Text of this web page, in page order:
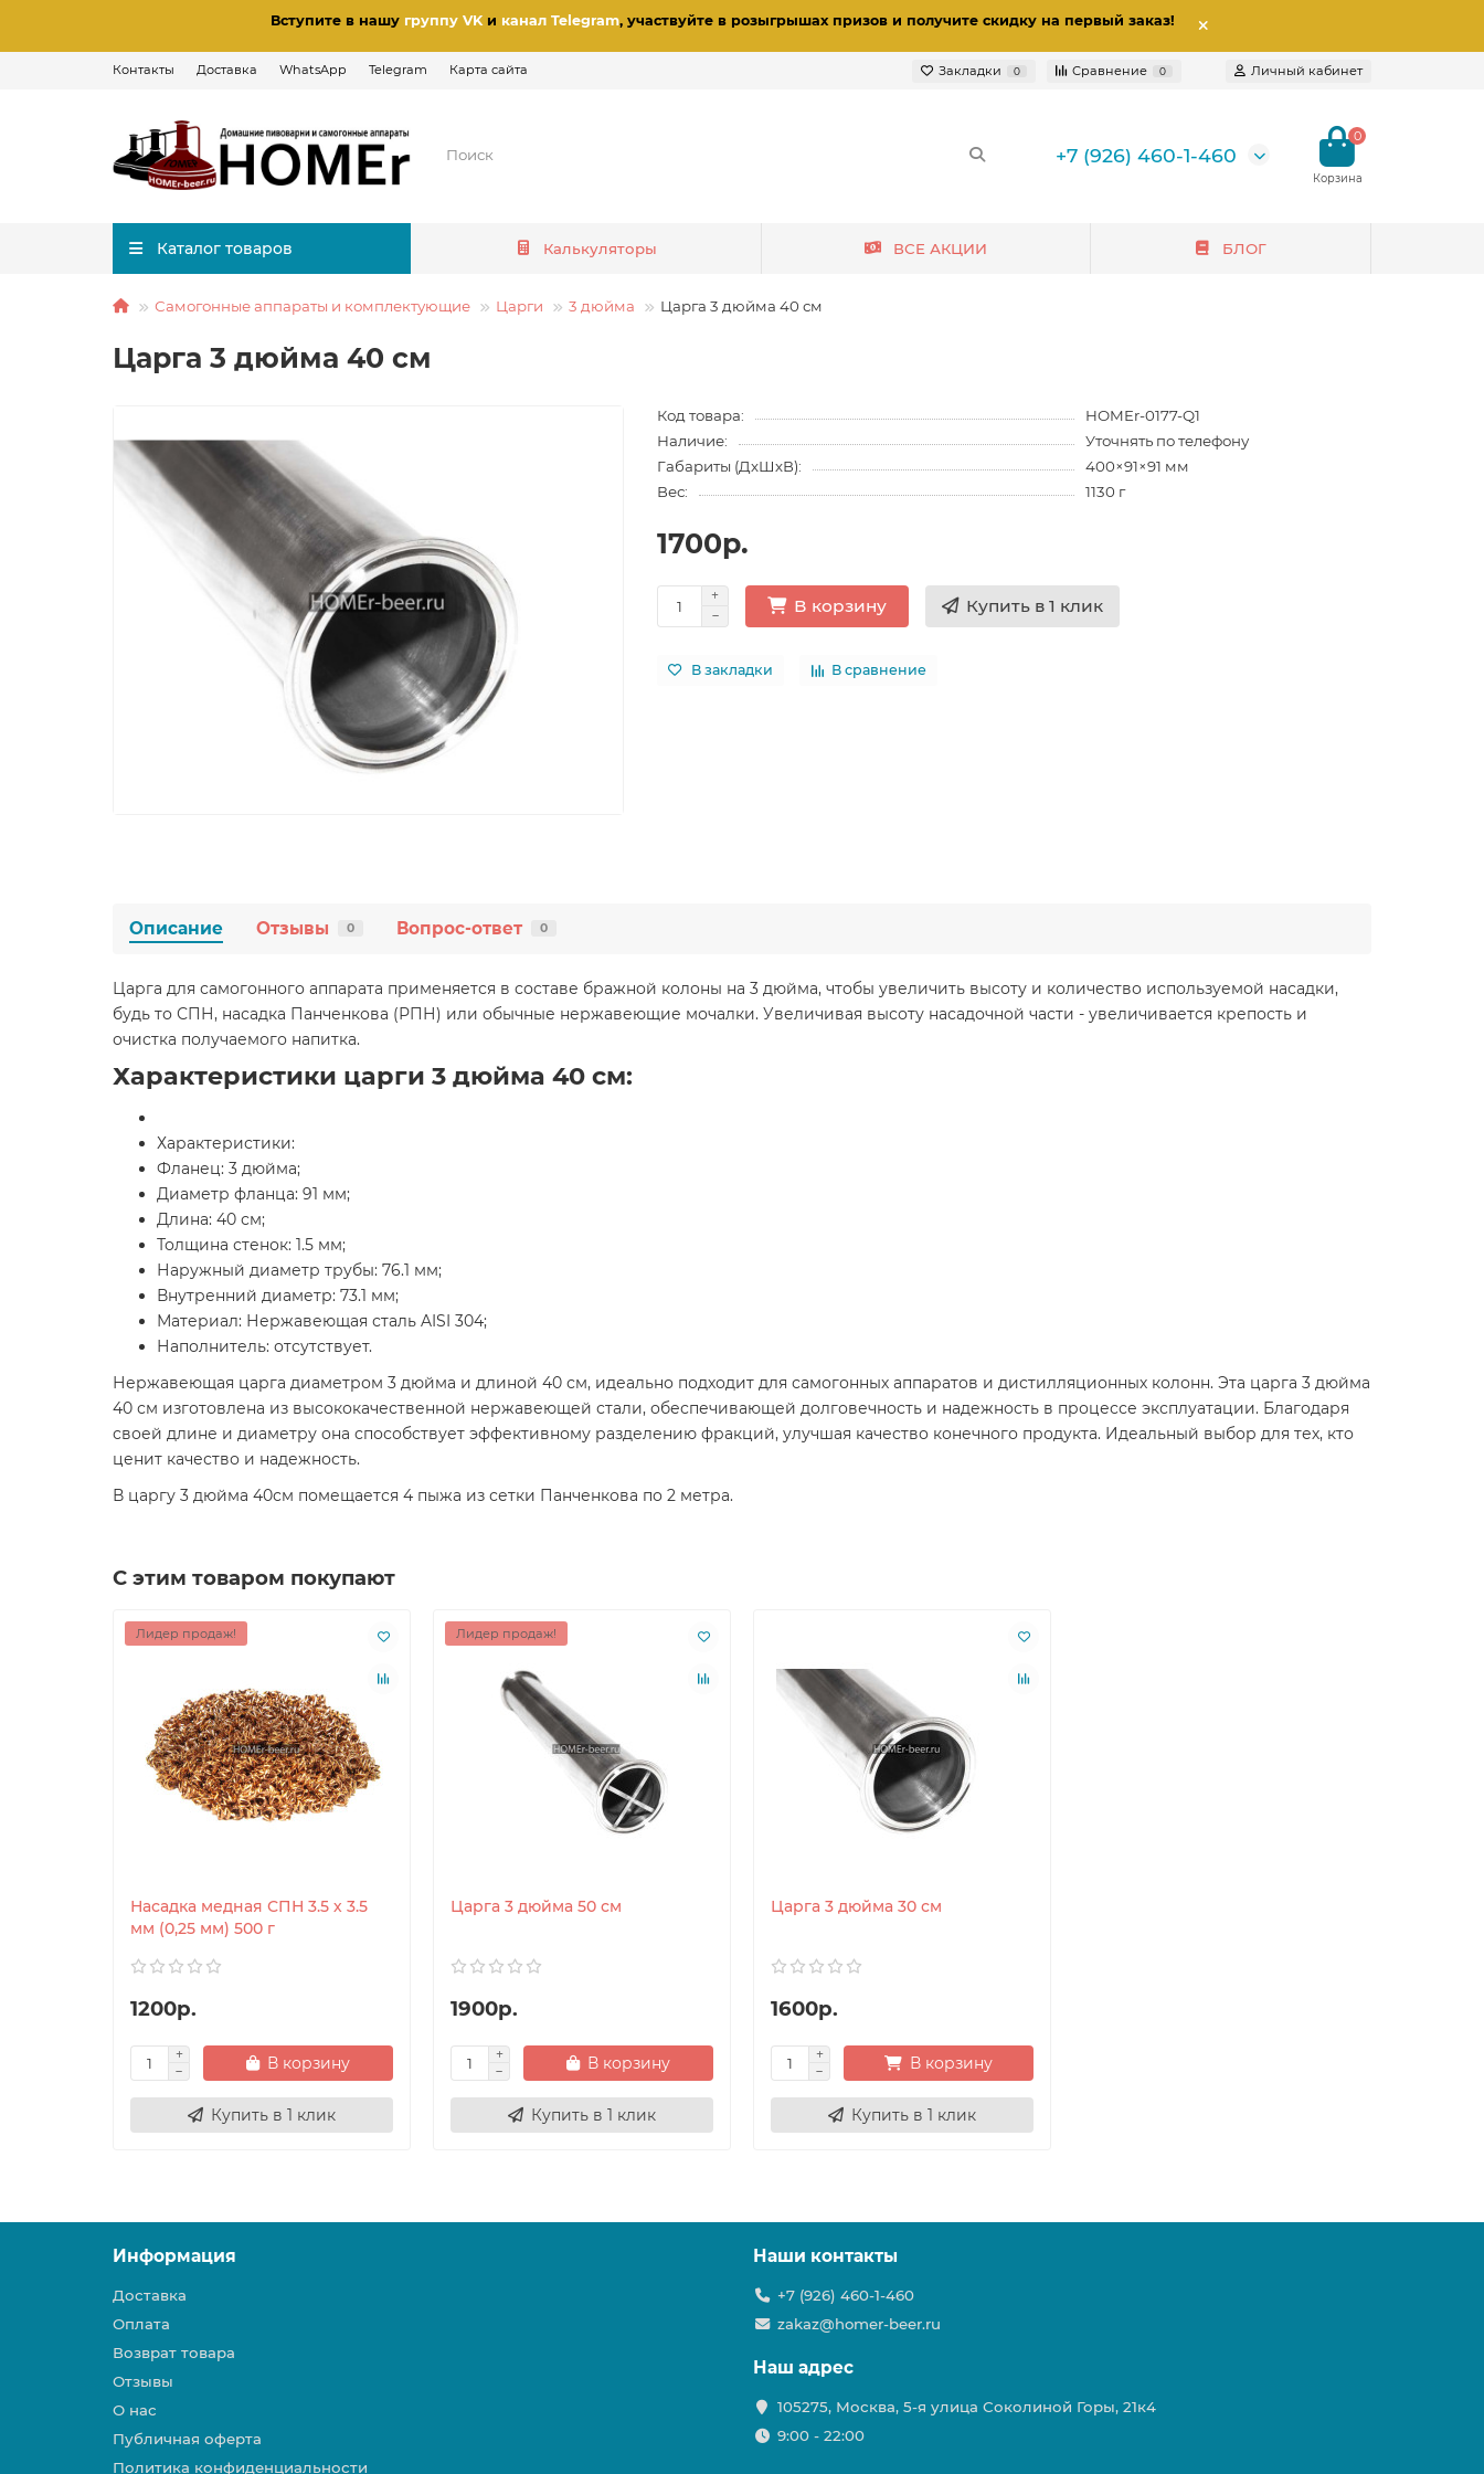
Вступите в нашу группу VKи канал Telegram, участвуйте в розыгрышах призов и получите скидку на первый заказ!
Контакты Доставка WhatsApp Telegram Карта сайта Закладки 0 Сравнение 0 Личный кабинет
+7 (926) 460-1-460
0
Каталог товаров Калькуляторы ВСЕ АКЦИИ БЛОГ
Самогонные аппараты и комплектующие Царги 3 дюйма Царга 3 дюйма 40 см
Царга 3 дюйма 40 см
Код товара:
HOMEr-0177-Q1
Наличие:
Уточнять по телефону
Габариты (ДхШхВ):
400×91×91 мм
Вес:
1130 г
1700р.
В корзину Купить в 1 клик
В закладки В сравнение
Описание Отзывы 0 Вопрос-ответ 0
Царга для самогонного аппарата применяется в составе бражной колоны на 3 дюйма, чтобы увеличить высоту и количество используемой насадки,
будь то СПН, насадка Панченкова (РПН) или обычные нержавеющие мочалки. Увеличивая высоту насадочной части - увеличивается крепость и
очистка получаемого напитка.
Характеристики царги 3 дюйма 40 см:
Характеристики:
Фланец: 3 дюйма;
Диаметр фланца: 91 мм;
Длина: 40 см;
Толщина стенок: 1.5 мм;
Наружный диаметр трубы: 76.1 мм;
Внутренний диаметр: 73.1 мм;
Материал: Нержавеющая сталь AISI 304;
Наполнитель: отсутствует.
Нержавеющая царга диаметром 3 дюйма и длиной 40 см, идеально подходит для самогонных аппаратов и дистилляционных колонн. Эта царга 3 дюйма
40 см изготовлена из высококачественной нержавеющей стали, обеспечивающей долговечность и надежность в процессе эксплуатации. Благодаря
своей длине и диаметру она способствует эффективному разделению фракций, улучшая качество конечного продукта. Идеальный выбор для тех, кто
ценит качество и надежность.
В царгу 3 дюйма 40см помещается 4 пыжа из сетки Панченкова по 2 метра.
С этим товаром покупают
Лидер продаж!
Насадка медная СПН 3.5 х 3.5
мм (0,25 мм) 500 г
1200р.
В корзину
Купить в 1 клик
Лидер продаж!
Царга 3 дюйма 50 см
1900р.
В корзину
Купить в 1 клик
Царга 3 дюйма 30 см
1600р.
В корзину
Купить в 1 клик
Информация
Доставка
Оплата
Возврат товара
Отзывы
О нас
Публичная оферта
Политика конфиденциальности
Наши контакты
+7 (926) 460-1-460
zakaz@homer-beer.ru
Наш адрес
105275, Москва, 5-я улица Соколиной Горы, 21к4
9:00 - 22:00